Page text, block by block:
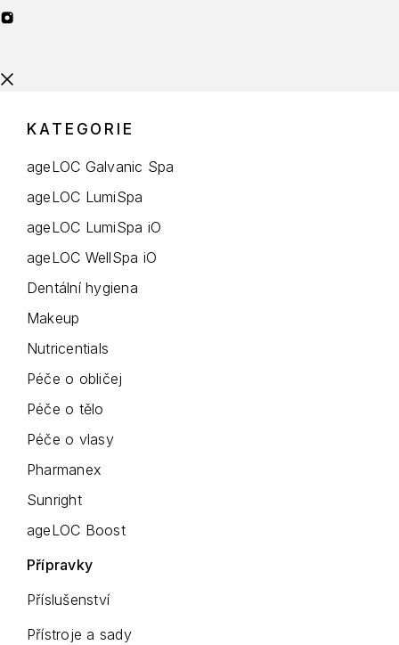
KATEGORIE
ageLOC Galvanic Spa
ageLOC LumiSpa
ageLOC LumiSpa iO
ageLOC WellSpa iO
Dentální hygiena
Makeup
Nutricentials
Péče o obličej
Péče o tělo
Péče o vlasy
Pharmanex
Sunright
ageLOC Boost
Přípravky
Příslušenství
Přístroje a sady